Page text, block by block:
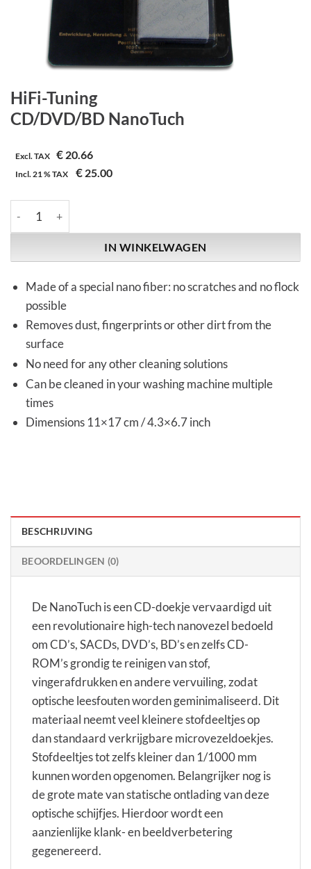
HiFi-Tuning
CD/DVD/BD NanoTuch
Excl. TAX € 20.66
Incl.21 %TAX € 25.00
IN WINKELWAGEN
Made of a special nano fiber: no scratches and no flock
possible
Removes dust, fingerprints or other dirt from the
surface
No need for any other cleaning solutions
Can be cleaned in your washing machine multiple
times
Dimensions 11×17 cm / 4.3×6.7 inch
BESCHRIJVING
BEOORDELINGEN (0)
De NanoTuch is een CD-doekje vervaardigd uit
een revolutionaire high-tech nanovezel bedoeld
om CD’s, SACDs, DVD’s, BD’s en zelfs CD-
ROM’s grondig te reinigen van stof,
vingerafdrukken en andere vervuiling, zodat
optische leesfouten worden geminimaliseerd. Dit
materiaal neemt veel kleinere stofdeeltjes op
dan standaard verkrijgbare microvezeldoekjes.
Stofdeeltjes tot zelfs kleiner dan 1/1000 mm
kunnen worden opgenomen. Belangrijker nog is
de grote mate van statische ontlading van deze
optische schijfjes. Hierdoor wordt een
aanzienlijke klank- en beeldverbetering
gegenereerd.